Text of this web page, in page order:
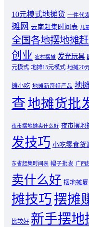
10元模式地摊货 一件代
摊网 云南赶集时间表 儿
全国各地摆地摊
创业 农村摆摊 发光玩具
元模式 地摊15元模式 地摊20
摊小吃 地摊新奇特产品 地
查地摊货批
夜市摆地摊卖什么好 夜市摆地
发技巧 小吃零食货
东省赶集时间表 帽子批发 广西
卖什么好 摆地摊夏
摊技巧摆摊
比较好 新手摆地